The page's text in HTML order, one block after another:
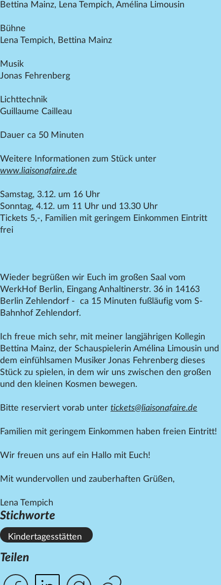
Bettina Mainz, Lena Tempich, Amélina Limousin
Bühne
Lena Tempich, Bettina Mainz
Musik
Jonas Fehrenberg
Lichttechnik
Guillaume Cailleau
Dauer ca 50 Minuten
Weitere Informationen zum Stück unter
www.liaisonafaire.de
Samstag, 3.12. um 16 Uhr
Sonntag, 4.12. um 11 Uhr und 13.30 Uhr
Tickets 5,-, Familien mit geringem Einkommen Eintritt
frei
Wieder begrüßen wir Euch im großen Saal vom
WerkHof Berlin, Eingang Anhaltinerstr. 36 in 14163
Berlin Zehlendorf - ca 15 Minuten fußläufig vom S-
Bahnhof Zehlendorf.
Ich freue mich sehr, mit meiner langjährigen Kollegin
Bettina Mainz, der Schauspielerin Amélina Limousin und
dem einfühlsamen Musiker Jonas Fehrenberg dieses
Stück zu spielen, in dem wir uns zwischen den großen
und den kleinen Kosmen bewegen.
Bitte reserviert vorab unter tickets@liaisonafaire.de
Familien mit geringem Einkommen haben freien Eintritt!
Wir freuen uns auf ein Hallo mit Euch!
Mit wundervollen und zauberhaften Grüßen,
Lena Tempich
Stichworte
Kindertagesstätten
Teilen